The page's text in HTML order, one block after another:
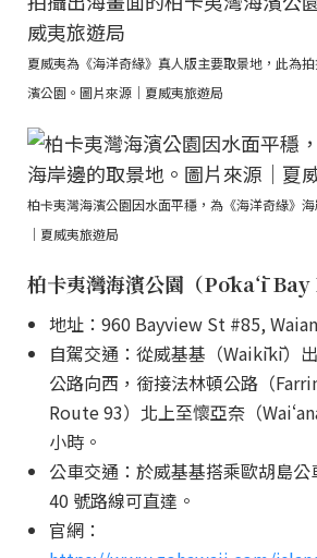
夏威夷為《海洋奇緣》真人版主要取景地，此為
濱公園。圖片來源｜夏威夷旅遊局
柏卡夷灣海濱公園因水面平穩，為《海洋奇緣》
｜夏威夷旅遊局
柏卡夷灣海濱公園（Pōkaʻī
地址：960 Bayview St #85,
自駕交通：從威基基（Waikīkī）
公路向西，銜接法林頓公路（
Route 93）北上至懷亞奈（
小時。
公車交通：於威基基搭乘歐胡島公
40 號路線可直達。
官網：